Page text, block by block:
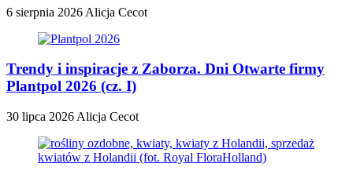
6 sierpnia 2026 Alicja Cecot
Trendy i inspiracje z Zaborza. Dni Otwarte firmy
Plantpol 2026 (cz. I)
30 lipca 2026 Alicja Cecot